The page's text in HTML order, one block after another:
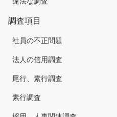
調査項目
社員の不正問題
法人の信用調査
尾行、素行調査
素行調査